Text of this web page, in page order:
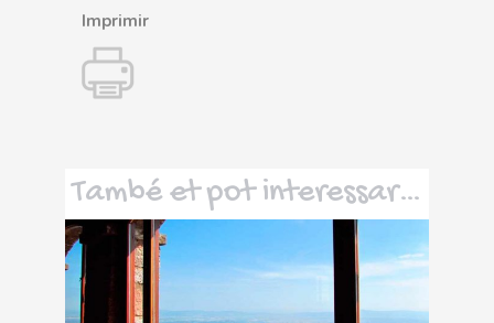
Imprimir
També et pot interessar…